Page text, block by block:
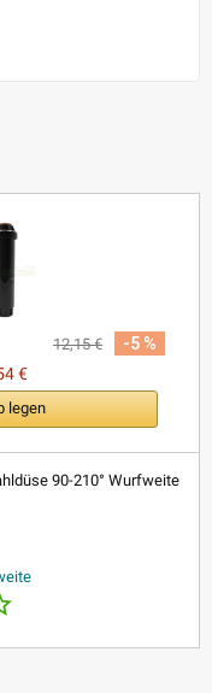
12,15 €
-5 %
€
legen
90-210° Wurfweite